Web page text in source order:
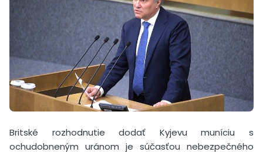
Britské rozhodnutie dodať Kyjevu muníciu s
ochudobneným uránom je súčasťou nebezpečného